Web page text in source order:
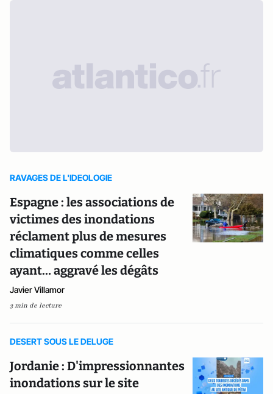
RAVAGES DE L'IDEOLOGIE
Espagne : les associations de
victimes des inondations
réclament plus de mesures
climatiques comme celles
ayant… aggravé les dégâts
Javier Villamor
3 min de lecture
DESERT SOUS LE DELUGE
Jordanie : D'impressionnantes
inondations sur le site